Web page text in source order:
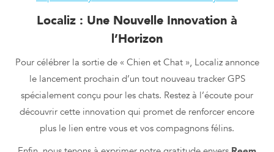
Localiz : Une Nouvelle Innovation à
l’Horizon
Pour célébrer la sortie de « Chien et Chat », Localiz annonce
le lancement prochain d’un tout nouveau tracker GPS
spécialement conçu pour les chats. Restez à l’écoute pour
découvrir cette innovation qui promet de renforcer encore
plus le lien entre vous et vos compagnons félins.